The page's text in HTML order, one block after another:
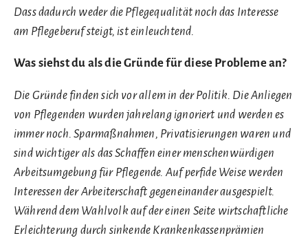
Dass dadurch weder die Pflegequalität noch das Interesse
am Pflegeberuf steigt, ist einleuchtend.
Was siehst du als die Gründe für diese Probleme an?
Die Gründe finden sich vor allem in der Politik. Die Anliegen
von Pflegenden wurden jahrelang ignoriert und werden es
immer noch. Sparmaßnahmen, Privatisierungen waren und
sind wichtiger als das Schaffen einer menschenwürdigen
Arbeitsumgebung für Pflegende. Auf perfide Weise werden
Interessen der Arbeiterschaft gegeneinander ausgespielt.
Während dem Wahlvolk auf der einen Seite wirtschaftliche
Erleichterung durch sinkende Krankenkassenprämien